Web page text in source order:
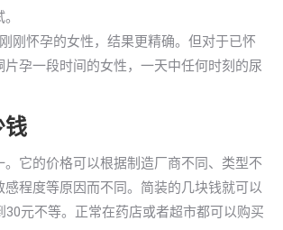
刚怀孕的女性，结果更精确。但对于已怀
片孕一段时间的女性，一天中任何时刻的尿
钱
。它的价格可以根据制造厂商不同、类型不
感程度等原因而不同。简装的几块钱就可以
30元不等。正常在药店或者超市都可以购买